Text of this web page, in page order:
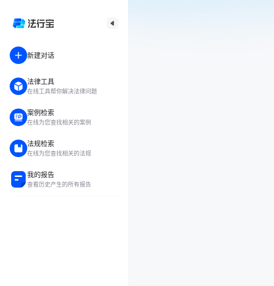
新建对话
法律工具
在线工具帮你解决法律问题
案例检索
在线为您查找相关的案例
法规检索
在线为您查找相关的法规
我的报告
查看历史产生的所有报告